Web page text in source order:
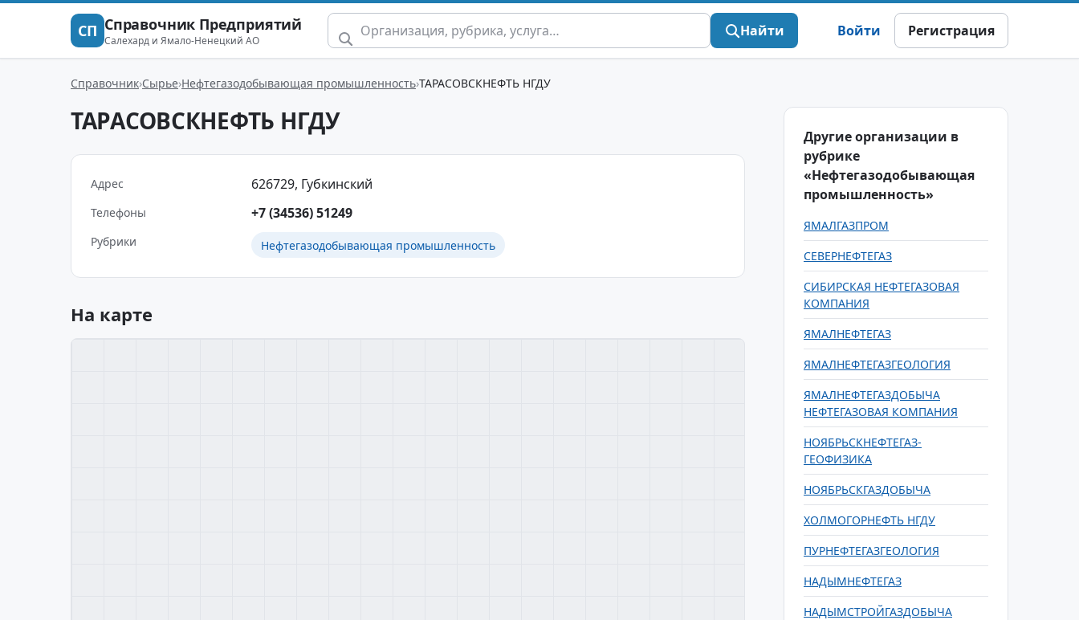
СП Справочник Предприятий
Салехард и Ямало-Ненецкий АО
Найти Войти Регистрация
Справочник Сырье Нефтегазодобывающая промышленность ТАРАСОВСКНЕФТЬ НГДУ
ТАРАСОВСКНЕФТЬ НГДУ
Адрес 626729, Губкинский
Телефоны +7 (34536) 51249
Рубрики Нефтегазодобывающая промышленность
На карте
Другие организации в
рубрике
«Нефтегазодобывающая
промышленность»
ЯМАЛГАЗПРОМ
СЕВЕРНЕФТЕГАЗ
СИБИРСКАЯ НЕФТЕГАЗОВАЯ
КОМПАНИЯ
ЯМАЛНЕФТЕГАЗ
ЯМАЛНЕФТЕГАЗГЕОЛОГИЯ
ЯМАЛНЕФТЕГАЗДОБЫЧА
НЕФТЕГАЗОВАЯ КОМПАНИЯ
НОЯБРЬСКНЕФТЕГАЗ-
ГЕОФИЗИКА
НОЯБРЬСКГАЗДОБЫЧА
ХОЛМОГОРНЕФТЬ НГДУ
ПУРНЕФТЕГАЗГЕОЛОГИЯ
НАДЫМНЕФТЕГАЗ
НАДЫМСТРОЙГАЗДОБЫЧА